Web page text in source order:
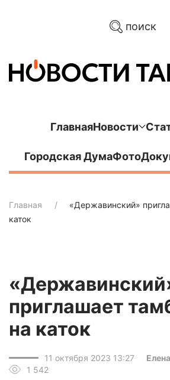
поиск
ГлавнаяНовости
Городская ДумаФото
Главная
«Державинский»
каток
приглашает
на каток
11 октября 2023 13:27
1 542